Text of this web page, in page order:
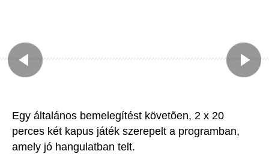
Egy általános bemelegítést követõen, 2 x 20
perces két kapus játék szerepelt a programban,
amely jó hangulatban telt.